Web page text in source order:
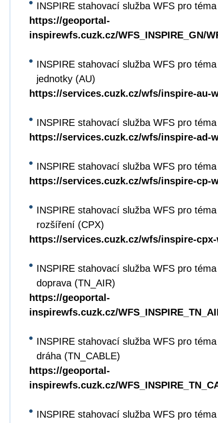
INSPIRE stahovací služba WFS pro
https://geoportal-
inspirewfs.cuzk.cz/WFS_INSPIRE_GN/
INSPIRE stahovací služba WFS pro
jednotky (AU)
https://services.cuzk.cz/wfs/inspire-au-
INSPIRE stahovací služba WFS pro
https://services.cuzk.cz/wfs/inspire-ad-
INSPIRE stahovací služba WFS pro
https://services.cuzk.cz/wfs/inspire-cp-
INSPIRE stahovací služba WFS pro
rozšíření (CPX)
https://services.cuzk.cz/wfs/inspire-
INSPIRE stahovací služba WFS pro
doprava (TN_AIR)
https://geoportal-
inspirewfs.cuzk.cz/
INSPIRE stahovací služba WFS pro
dráha (TN_CABLE)
https://geoportal-
inspirewfs.cuzk.cz/
INSPIRE stahovací služba WFS pro